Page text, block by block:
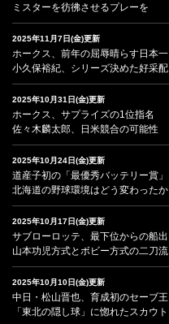
ミスターを彷彿させるプレーを
2025年11月7日(金)更新
ホークス、前年の屈辱晴らす日本一
小久保裕紀、シリーズ決めた好采配
2025年10月31日(金)更新
ホークス、サプライズの1位指名
佐々木麟太郎、日米競合の可能性
2025年10月24日(金)更新
道産子初の「最優秀バッテリー賞」
北海道の野球環境はどう変わったか
2025年10月17日(金)更新
サブローロッテ、最下位からの船出
山本功児方式とボビー方式の二刀流
2025年10月10日(金)更新
中日・松山晋也、育成初のセーブ王
「東北の隠し球」に惚れたスカウト